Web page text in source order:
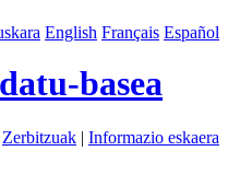
English Français Español
basea
Zerbitzuak | Informazio eskaera